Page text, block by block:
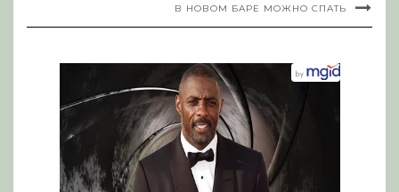
В НОВОМ БАРЕ МОЖНО СПАТЬ